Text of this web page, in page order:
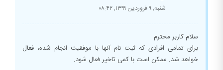
شنبه, ۹ فروردین ۱۳۹۹, ۰۸:۴۲
سلام کاربر محترم
برای تمامی افرادی که ثبت نام آنها با موفقیت انجام شده، فعال
خواهد شد. ممکن است با کمی تاخیر فعال شود.